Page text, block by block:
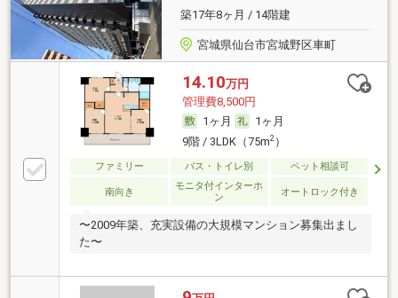
築17年8ヶ月 / 14階建
宮城県仙台市宮城野区車町
14.10万円
管理費8,500円
1ヶ月
1ヶ月
9階 / 3LDK（75m2）
ファミリー バス・トイレ別 ペット相談可
南向き
モニタ付インターホ
ン
オートロック付き
〜2009年築、充実設備の大規模マンション募集出まし
た〜